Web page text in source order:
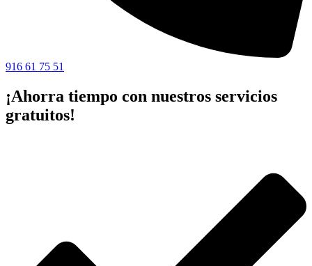
916 61 75 51
¡Ahorra tiempo con nuestros servicios
gratuitos!